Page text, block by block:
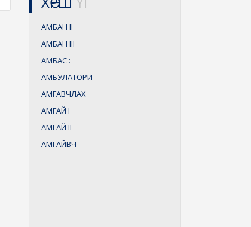
АМБАН II
АМБАН III
АМБАС :
АМБУЛАТОРИ
АМГАВЧЛАХ
АМГАЙ I
АМГАЙ II
АМГАЙВЧ